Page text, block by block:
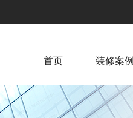
首页 装修案例